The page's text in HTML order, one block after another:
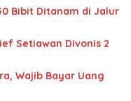
Bibit Ditanam di Jalur
Setiawan Divonis 2
Wajib Bayar Uang